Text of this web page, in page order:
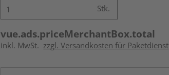
Stk.
vue.ads.priceMerchantBox.total
inkl. MwSt. zzgl. Versandkosten für Paketdienst